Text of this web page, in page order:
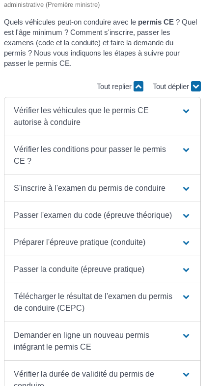
administrative (Première ministre)
Quels véhicules peut-on conduire avec le permis CE ? Quel
est l'âge minimum ? Comment s'inscrire, passer les
examens (code et la conduite) et faire la demande du
permis ? Nous vous indiquons les étapes à suivre pour
passer le permis CE.
Tout replier Tout déplier
Vérifier les véhicules que le permis CE
autorise à conduire
Vérifier les conditions pour passer le permis
CE ?
S'inscrire à l'examen du permis de conduire
Passer l'examen du code (épreuve théorique)
Préparer l'épreuve pratique (conduite)
Passer la conduite (épreuve pratique)
Télécharger le résultat de l'examen du permis
de conduire (CEPC)
Demander en ligne un nouveau permis
intégrant le permis CE
Vérifier la durée de validité du permis de